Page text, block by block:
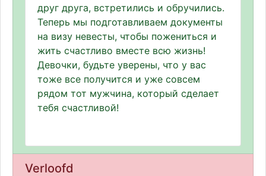
друг друга, встретились и обручились.
Теперь мы подготавливаем документы
на визу невесты, чтобы пожениться и
жить счастливо вместе всю жизнь!
Девочки, будьте уверены, что у вас
тоже все получится и уже совсем
рядом тот мужчина, который сделает
тебя счастливой!
Verloofd